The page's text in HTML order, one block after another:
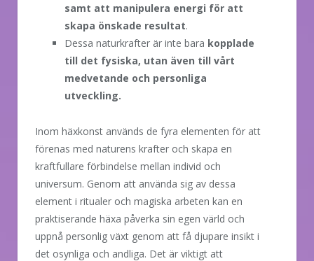
samt att manipulera energi för att
skapa önskade resultat.
Dessa naturkrafter är inte bara kopplade
till det fysiska, utan även till vårt
medvetande och personliga
utveckling.
Inom häxkonst används de fyra elementen för att
förenas med naturens krafter och skapa en
kraftfullare förbindelse mellan individ och
universum. Genom att använda sig av dessa
element i ritualer och magiska arbeten kan en
praktiserande häxa påverka sin egen värld och
uppnå personlig växt genom att få djupare insikt i
det osynliga och andliga. Det är viktigt att